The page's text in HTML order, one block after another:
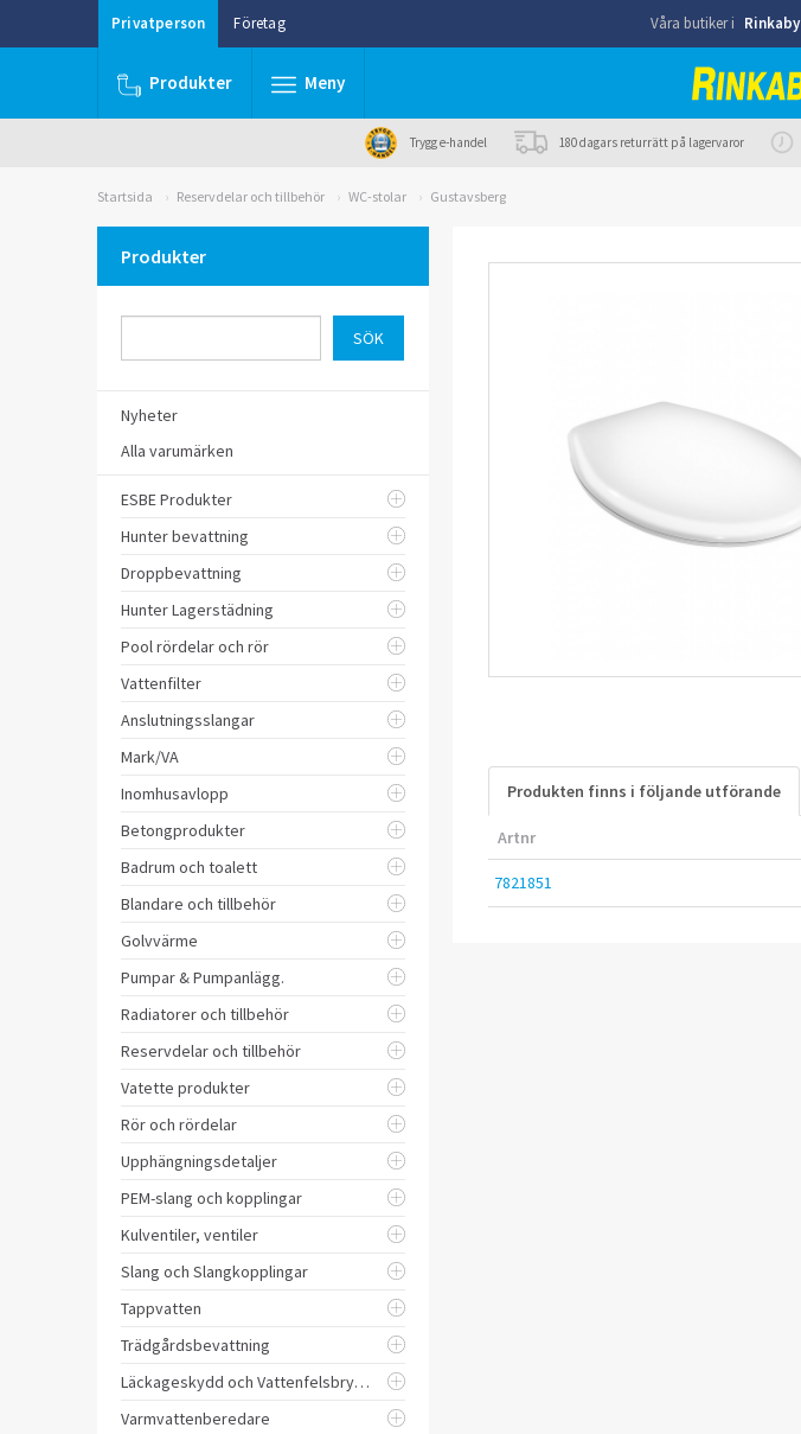
Privatperson Företag Våra butiker i Rinkaby
Produkter Meny
Trygg e-handel 180 dagars returrätt på lagervaror
Startsida Reservdelar och tillbehör WC-stolar Gustavsberg
Produkter
Nyheter
Alla varumärken
ESBE Produkter
Hunter bevattning
Droppbevattning
Hunter Lagerstädning
Pool rördelar och rör
Vattenfilter
Anslutningsslangar
Mark/VA
Inomhusavlopp
Betongprodukter
Badrum och toalett
Blandare och tillbehör
Golvvärme
Pumpar & Pumpanlägg.
Radiatorer och tillbehör
Reservdelar och tillbehör
Vatette produkter
Rör och rördelar
Upphängningsdetaljer
PEM-slang och kopplingar
Kulventiler, ventiler
Slang och Slangkopplingar
Tappvatten
Trädgårdsbevattning
Läckageskydd och Vattenfelsbrytare
Varmvattenberedare
Produkten finns i följande utförande
Artnr
7821851